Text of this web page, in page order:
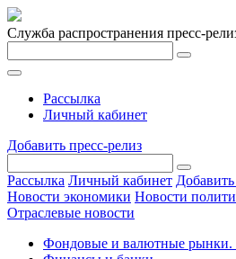
Служба распространения пресс-
Рассылка
Личный кабинет
Добавить пресс-релиз
Рассылка Личный кабинет
Новости экономики Новости
Отраслевые новости
Фондовые и валютные рынки.